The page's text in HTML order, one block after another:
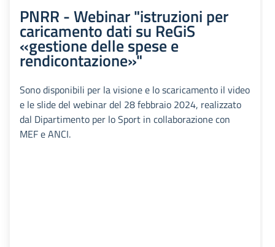
PNRR - Webinar "istruzioni per
caricamento dati su ReGiS
«gestione delle spese e
rendicontazione»"
Sono disponibili per la visione e lo scaricamento il video
e le slide del webinar del 28 febbraio 2024, realizzato
dal Dipartimento per lo Sport in collaborazione con
MEF e ANCI.